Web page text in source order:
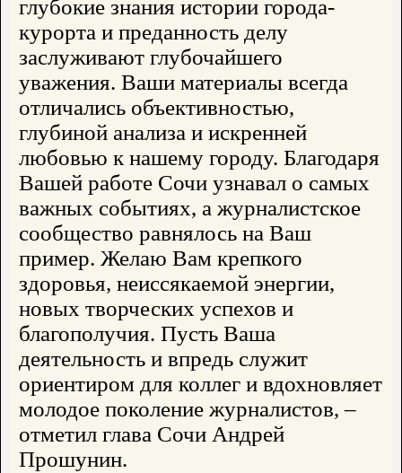
глубокие знания истории города-
курорта и преданность делу
заслуживают глубочайшего
уважения. Ваши материалы всегда
отличались объективностью,
глубиной анализа и искренней
любовью к нашему городу. Благодаря
Вашей работе Сочи узнавал о самых
важных событиях, а журналистское
сообщество равнялось на Ваш
пример. Желаю Вам крепкого
здоровья, неиссякаемой энергии,
новых творческих успехов и
благополучия. Пусть Ваша
деятельность и впредь служит
ориентиром для коллег и вдохновляет
молодое поколение журналистов, –
отметил глава Сочи Андрей
Прошунин.